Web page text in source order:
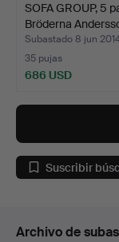
SOFA GROUP, 5
Bröderna
Subastado 8 jun
35 pujas
686 USD
Suscribir
Archivo de